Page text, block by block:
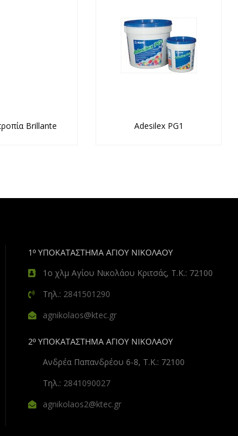
Brillante Adesilex PG1
1º ΥΠΟΚΑΤΑΣΤΗΜΑ ΑΓΙΟΥ ΝΙΚΟΛΑΟΥ
1ο χλμ Αγίου Νικολάου Κριτσάς, Τ.Κ.: 72100
Τηλ.: 2841501290
agnikolaos@ktec.gr
2º ΥΠΟΚΑΤΑΣΤΗΜΑ ΑΓΙΟΥ ΝΙΚΟΛΑΟΥ
Ανδρέα Παπανδρέου 6-8, Τ.Κ.: 72100
Τηλ.: 2841090027
agnikolaos2@ktec.gr